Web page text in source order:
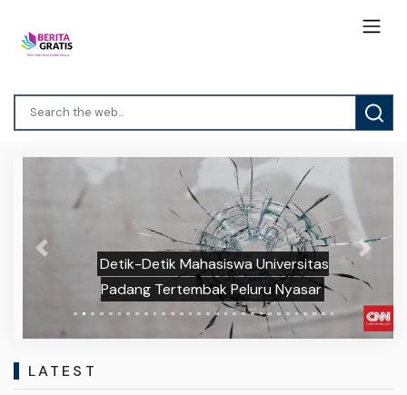
Detik-Detik Mahasiswa Universitas
Padang Tertembak Peluru Nyasar
Previous Next
LATEST